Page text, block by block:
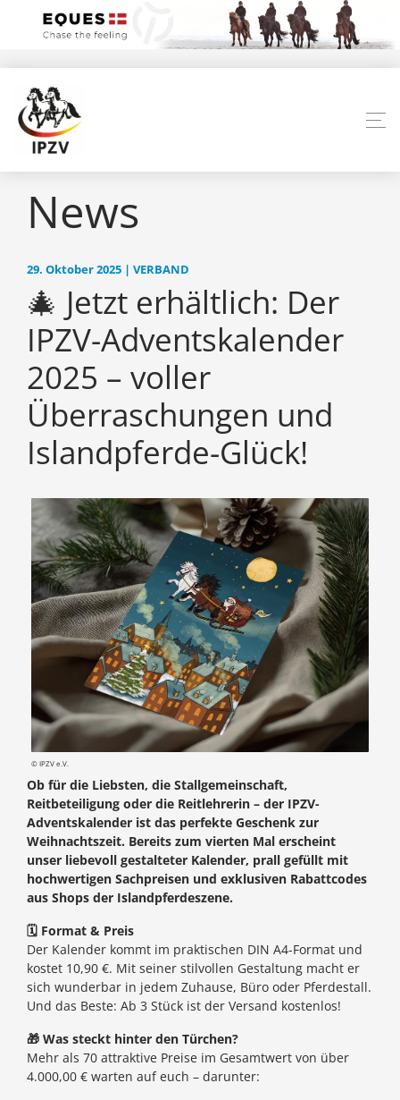
News
29. Oktober 2025 | VERBAND
🎄 Jetzt erhältlich: Der
IPZV-Adventskalender
2025 – voller
Überraschungen und
Islandpferde-Glück!
© IPZV e.V.
Ob für die Liebsten, die Stallgemeinschaft,
Reitbeteiligung oder die Reitlehrerin – der IPZV-
Adventskalender ist das perfekte Geschenk zur
Weihnachtszeit. Bereits zum vierten Mal erscheint
unser liebevoll gestalteter Kalender, prall gefüllt mit
hochwertigen Sachpreisen und exklusiven Rabattcodes
aus Shops der Islandpferdeszene.
🗓 Format & Preis
Der Kalender kommt im praktischen DIN A4-Format und
kostet 10,90 €. Mit seiner stilvollen Gestaltung macht er
sich wunderbar in jedem Zuhause, Büro oder Pferdestall.
Und das Beste: Ab 3 Stück ist der Versand kostenlos!
🎁 Was steckt hinter den Türchen?
Mehr als 70 attraktive Preise im Gesamtwert von über
4.000,00 € warten auf euch – darunter: